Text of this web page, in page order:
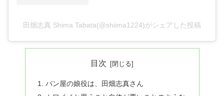
田畑志真 Shima Tabata(@shiima1224)がシェアした投稿
目次
パン屋の娘役は、田畑志真さん